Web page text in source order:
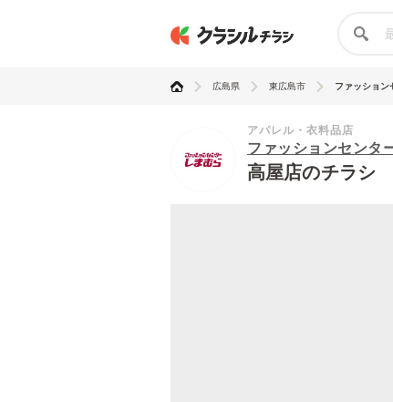
広島県 東広島市 ファッション
アパレル・衣料品店
ファッションセンタ
高屋店のチラシ